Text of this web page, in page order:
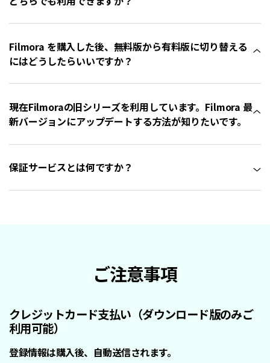
Filmora を購入した後、無料版から有料版に切り替える
にはどうしたらいいですか？
現在Filmoraの旧シリーズを利用しています。Filmora 最
新バージョンにアップデートする方法が知りたいです。
保証サービスとは何ですか？
ご注意事項
クレジットカード支払い（ダウンロード版のみご
利用可能）
登録情報は購入後、自動送信されます。